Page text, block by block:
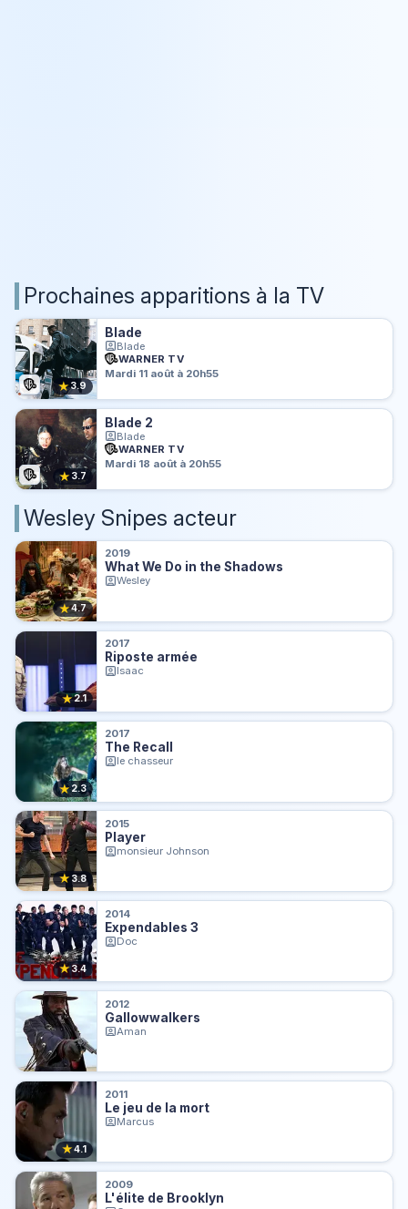
Prochaines apparitions à la TV
★3.9
Blade
Blade
WARNER TV
Mardi 11 août à 20h55
★3.7
Blade 2
Blade
WARNER TV
Mardi 18 août à 20h55
Wesley Snipes acteur
★4.7
2019
What We Do in the Shadows
Wesley
★2.1
2017
Riposte armée
Isaac
★2.3
2017
The Recall
le chasseur
★ 3.8
2015
Player
monsieur Johnson
★3.4
2014
Expendables 3
Doc
2012
Gallowwalkers
Aman
★4.1
2011
Le jeu de la mort
Marcus
2009
L'élite de Brooklyn